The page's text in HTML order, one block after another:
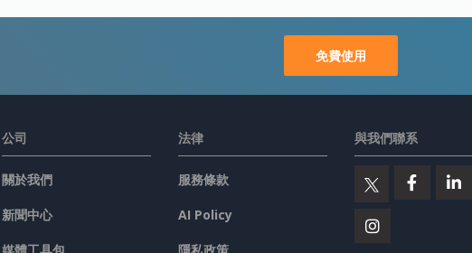
免費使用
公司
關於我們
新聞中心
媒體工具包
法律
服務條款
AI Policy
隱私政策
與我們聯系